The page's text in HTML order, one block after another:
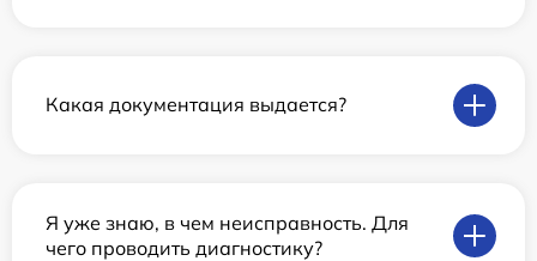
Какая документация выдается?
Я уже знаю, в чем неисправность. Для
чего проводить диагностику?